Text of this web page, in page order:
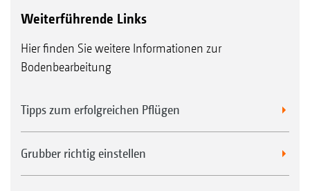
Weiterführende Links
Hier finden Sie weitere Informationen zur
Bodenbearbeitung
Tipps zum erfolgreichen Pflügen
Grubber richtig einstellen